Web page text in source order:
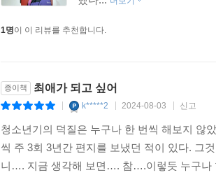
1명이 이 리뷰를 추천합니다.
종이책 최애가 되고 싶어
k*****2 2024-08-03 신고
청소년기의 덕질은 누구나 한 번씩 해보지 않
씩 주 3회 3년간 편지를 보냈던 적이 있다. 그
니…. 지금 생각해 보면…. 참….이렇듯 누구나